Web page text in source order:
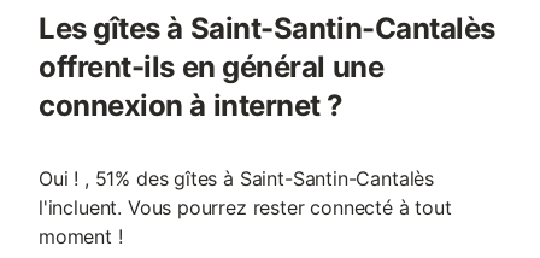
Les gîtes à Saint-Santin-Cantalès
offrent-ils en général une
connexion à internet ?
Oui ! , 51% des gîtes à Saint-Santin-Cantalès
l'incluent. Vous pourrez rester connecté à tout
moment !